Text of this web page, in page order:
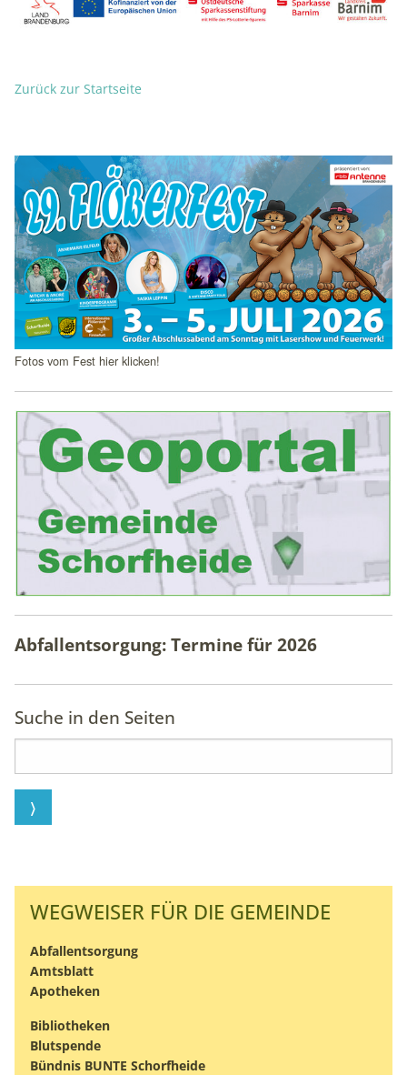
Zurück zur Startseite
Schlagzeilen
Fotos vom Fest hier klicken!
Abfallentsorgung: Termine für2026
Suche in den Seiten
WEGWEISER FÜR DIE GEMEINDE
Abfallentsorgung
Amtsblatt
Apotheken
Bibliotheken
Blutspende
Bündnis BUNTE Schorfheide